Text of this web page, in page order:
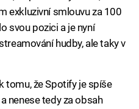
exkluzivní smlouvu za 100
svou pozici a je nyní
hudby, ale taky v
tomu, že Spotify je spíše
nenese tedy za obsah